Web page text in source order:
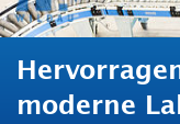
moderne